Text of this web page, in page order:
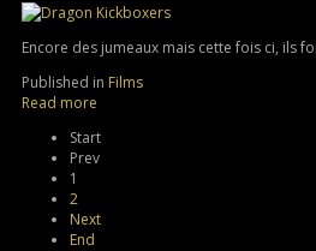
Encore des jumeaux mais cette fois ci, ils
Published in Films
Read more
Start
Prev
1
2
Next
End